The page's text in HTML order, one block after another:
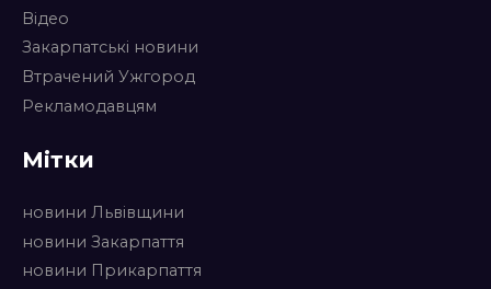
Відео
Закарпатські новини
Втрачений Ужгород
Рекламодавцям
Мітки
новини Львівщини
новини Закарпаття
новини Прикарпаття